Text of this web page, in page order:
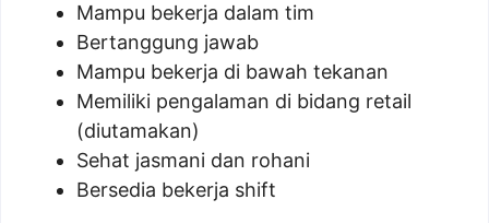
Mampu bekerja dalam tim
Bertanggung jawab
Mampu bekerja di bawah tekanan
Memiliki pengalaman di bidang retail
(diutamakan)
Sehat jasmani dan rohani
Bersedia bekerja shift